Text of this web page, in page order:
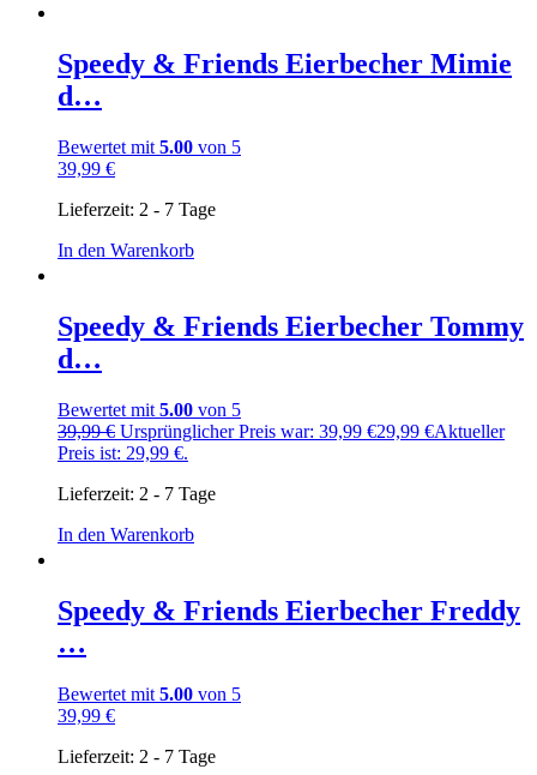
Speedy & Friends Eierbecher Mimie
d…
Bewertet mit 5.00 von 5
39,99 €
Lieferzeit: 2 - 7 Tage
In den Warenkorb
Speedy & Friends Eierbecher Tommy
d…
Bewertet mit 5.00 von 5
39,99€ Ursprünglicher Preis war: 39,99 €29,99 €Aktueller
Preis ist: 29,99 €.
Lieferzeit: 2 - 7 Tage
In den Warenkorb
Speedy & Friends Eierbecher Freddy
…
Bewertet mit 5.00 von 5
39,99 €
Lieferzeit: 2 - 7 Tage